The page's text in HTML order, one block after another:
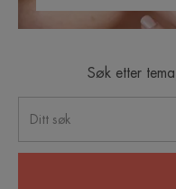
Søk etter